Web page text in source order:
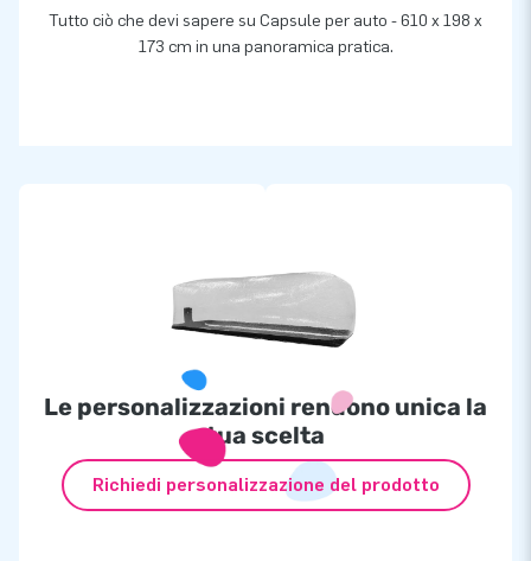
Tutto ciò che devi sapere su Capsule per auto - 610 x 198 x
173 cm in una panoramica pratica.
Le personalizzazioni rendono unica la
tua scelta
Richiedi personalizzazione del prodotto